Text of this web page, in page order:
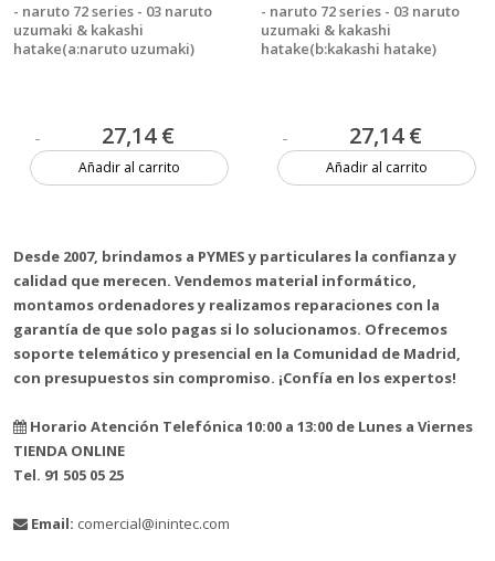
- naruto 72 series - 03 naruto
uzumaki & kakashi
hatake(a:naruto uzumaki)
27,14 €
Añadir al carrito
- naruto 72 series - 03 naruto
uzumaki & kakashi
hatake(b:kakashi hatake)
27,14 €
Añadir al carrito
Desde 2007, brindamos a PYMES y particulares la confianza y
calidad que merecen. Vendemos material informático,
montamos ordenadores y realizamos reparaciones con la
garantía de que solo pagas si lo solucionamos. Ofrecemos
soporte telemático y presencial en la Comunidad de Madrid,
con presupuestos sin compromiso. ¡Confía en los expertos!
Horario Atención Telefónica 10:00 a 13:00 de Lunes a Viernes
TIENDA ONLINE
Tel. 91 505 05 25
Email: comercial@inintec.com